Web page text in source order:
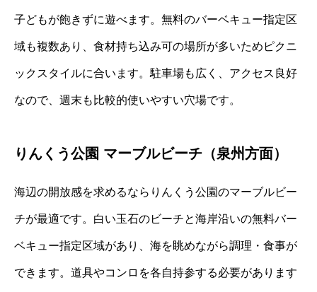
子どもが飽きずに遊べます。無料のバーベキュー指定区
域も複数あり、食材持ち込み可の場所が多いためピクニ
ックスタイルに合います。駐車場も広く、アクセス良好
なので、週末も比較的使いやすい穴場です。
りんくう公園 マーブルビーチ（泉州方面）
海辺の開放感を求めるならりんくう公園のマーブルビー
チが最適です。白い玉石のビーチと海岸沿いの無料バー
ベキュー指定区域があり、海を眺めながら調理・食事が
できます。道具やコンロを各自持参する必要があります